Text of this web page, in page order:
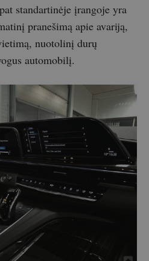
standartinėje įrangoje yra
pranešimą apie avariją,
nuotolinį durų
automobilį.